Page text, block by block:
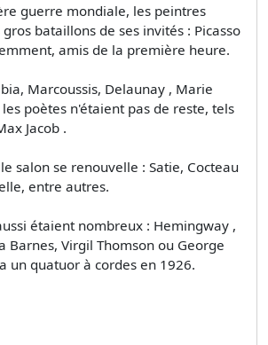
guerre mondiale, les peintres
bataillons de ses invités : Picasso
amis de la première heure.
Marcoussis, Delaunay , Marie
poètes n'étaient pas de reste, tels
Jacob .
salon se renouvelle : Satie, Cocteau
entre autres.
étaient nombreux : Hemingway ,
Barnes, Virgil Thomson ou George
un quatuor à cordes en 1926.